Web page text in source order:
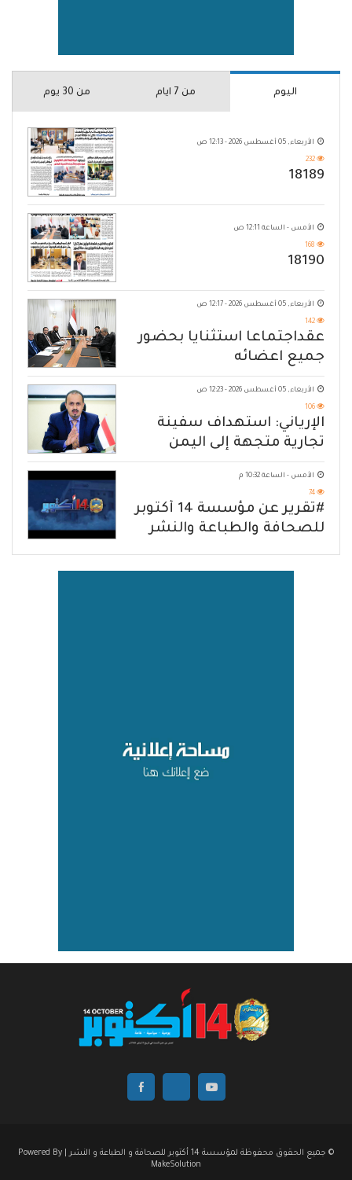
اليوم من 7 ايام من 30 يوم
الأربعاء, 05 أغسطس 2026 - 12:13 ص
232
18189
الأمس - الساعة 12:11 ص
168
18190
الأربعاء, 05 أغسطس 2026 - 12:17 ص
142
عقداجتماعا استثنايا بحضور
جميع اعضائه
الأربعاء, 05 أغسطس 2026 - 12:23 ص
106
الإرياني: استهداف سفينة
تجارية متجهة إلى اليمن
يكشف حصار الحوثي للشعب
الأمس - الساعة 10:32 م
74
#تقرير عن مؤسسة 14 أكتوبر
للصحافة والطباعة والنشر
© جميع الحقوق محفوظة لمؤسسة 14 أكتوبر للصحافة و الطباعة و النشر | Powered By
MakeSolution